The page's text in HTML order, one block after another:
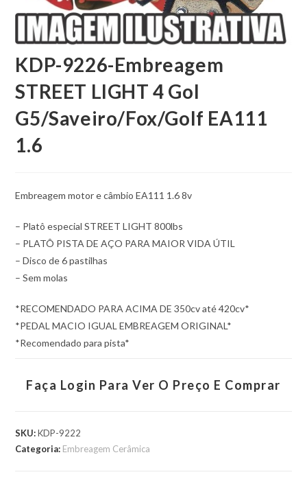
KDP-9226-Embreagem
STREET LIGHT 4 Gol
G5/Saveiro/Fox/Golf EA111
1.6
Embreagem motor e câmbio EA111 1.6 8v
– Platô especial STREET LIGHT 800lbs
– PLATÔ PISTA DE AÇO PARA MAIOR VIDA ÚTIL
– Disco de 6 pastilhas
– Sem molas
*RECOMENDADO PARA ACIMA DE 350cv até 420cv*
*PEDAL MACIO IGUAL EMBREAGEM ORIGINAL*
*Recomendado para pista*
Faça Login Para Ver O Preço E Comprar
SKU:KDP-9222
Categoria: Embreagem Cerâmica